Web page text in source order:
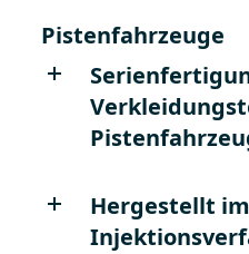
Pistenfahrzeuge
Hergestellt im